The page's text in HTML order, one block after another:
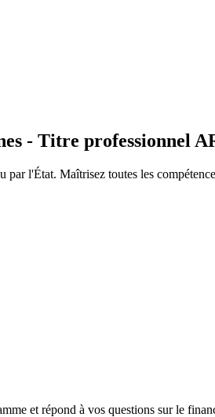
- Titre professionnel
par l'État. Maîtrisez toutes les
et répond à vos questions sur le